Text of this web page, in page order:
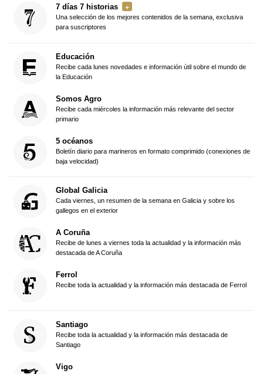
7 días 7 historias
Una selección de los mejores contenidos de la semana, exclusiva
para suscriptores
Educación
Recibe cada lunes novedades e información útil sobre el mundo de
la Educación
Somos Agro
Recibe cada miércoles la información más relevante del sector
primario
5 océanos
Boletín diario para marineros en formato comprimido (conexiones de
baja velocidad)
Global Galicia
Cada viernes, un resumen de la semana en Galicia y sobre los
gallegos en el exterior
A Coruña
Recibe de lunes a viernes toda la actualidad y la información más
destacada de A Coruña
Ferrol
Recibe toda la actualidad y la información más destacada de Ferrol
Santiago
Recibe toda la actualidad y la información más destacada de
Santiago
Vigo